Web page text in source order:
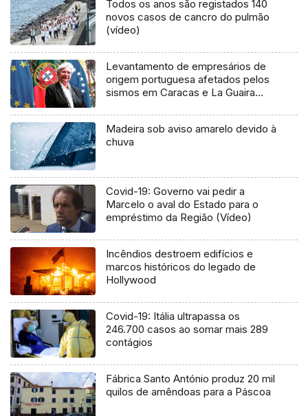
Todos os anos são registados 140
novos casos de cancro do pulmão
(vídeo)
Levantamento de empresários de
origem portuguesa afetados pelos
sismos em Caracas e La Guaira
Madeira sob aviso amarelo devido à
chuva
Covid-19: Governo vai pedir a
Marcelo o aval do Estado para o
empréstimo da Região (Vídeo)
Incêndios destroem edifícios e
marcos históricos do legado de
Hollywood
Covid-19: Itália ultrapassa os
246.700 casos ao somar mais 289
contágios
Fábrica Santo António produz 20 mil
quilos de amêndoas para a Páscoa